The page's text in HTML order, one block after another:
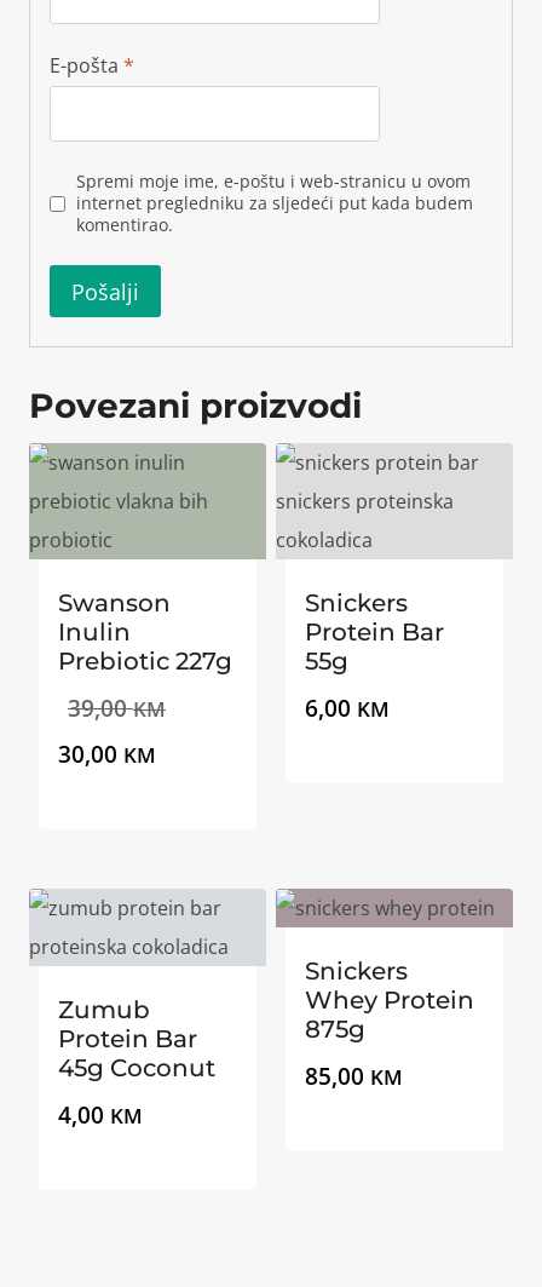
E-pošta *
Spremi moje ime, e-poštu i web-stranicu u ovom
internet pregledniku za sljedeći put kada budem
komentirao.
Povezani proizvodi
Swanson
Inulin
Prebiotic 227g
39,00KMIzvorna
39,00 KM.
30,00 KM
30,00 KM.
Snickers
Protein Bar
55g
6,00 KM
Zumub
Protein Bar
45g Coconut
4,00 KM
Snickers
Whey Protein
875g
85,00 KM